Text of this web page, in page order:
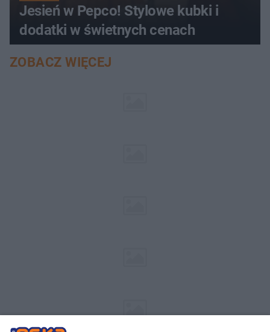
Jesień w Pepco! Stylowe kubki i
dodatki w świetnych cenach
ZOBACZ WIĘCEJ